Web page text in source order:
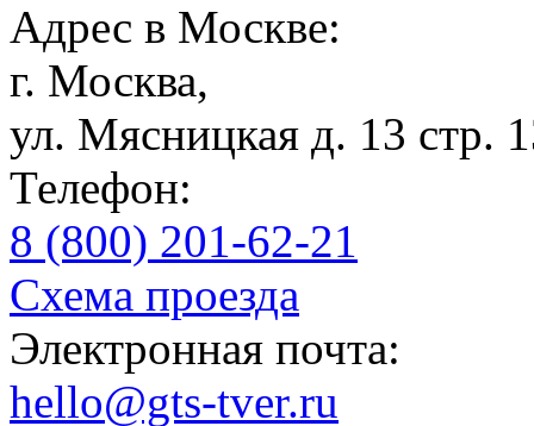
Адрес в Москве:
г. Москва,
ул. Мясницкая д. 13 стр.
Телефон:
8 (800) 201-62-21
Схема проезда
Электронная почта:
hello@gts-tver.ru